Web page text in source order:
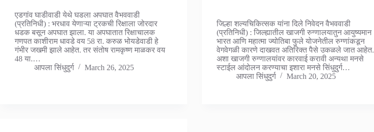
एडगांव घाडीवाडी येथे घडला अपघात वैभववाडी
(प्रतिनिधी) : भरधाव येणाऱ्या ट्रकची रिक्षाला जोरदार
धडक बसून अपघात झाला. या अपघातात रिक्षाचालक
गणपत काशीराम धावडे वय 58 रा. करुळ भोयडेवाडी हे
गंभीर जखमी झाले आहेत. तर संतोष रामकृष्ण माळकर वय
48 या.…
आपला सिंधुदुर्ग
March 26, 2025
जिल्हा शल्यचिकित्सक यांना दिले निवेदन वैभववाडी
(प्रतिनिधी) : जिल्ह्यातील खाजगी रुग्णालयातुन आयुष्यमान
भारत आणि महात्मा ज्योतिबा फुले योजनेतील रुग्णांकडून
वेगवेगळी कारणे दाखवत अतिरिक्त पैसे उकळले जात आहेत.
अशा खाजगी रुग्णालयांवर कारवाई करावी अन्यथा मनसे
स्टाईल आंदोलन करण्याचा इशारा मनसे सिंधुदुर्ग…
आपला सिंधुदुर्ग
March 20, 2025